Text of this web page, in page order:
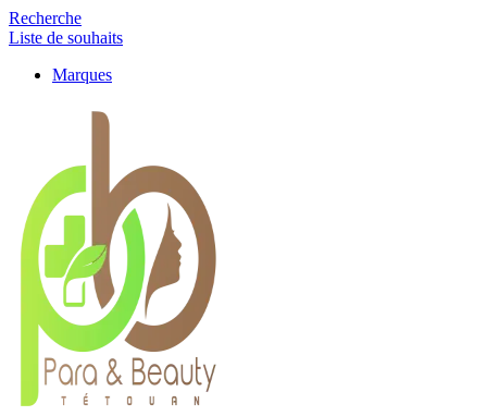
Recherche
Liste de souhaits
Marques